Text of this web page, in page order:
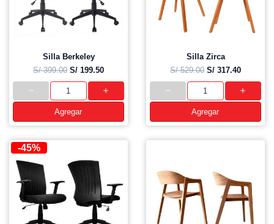
Silla Berkeley
S/ 399.00 S/ 199.50
Agregar
Silla Zirca
S/ 529.00 S/ 317.40
Agregar
-45%